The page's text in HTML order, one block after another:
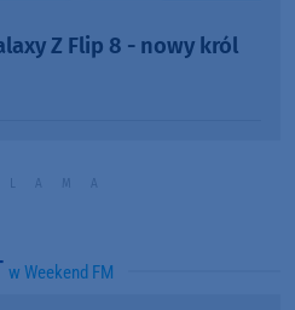
Z Flip 8 - nowy król
w Weekend FM